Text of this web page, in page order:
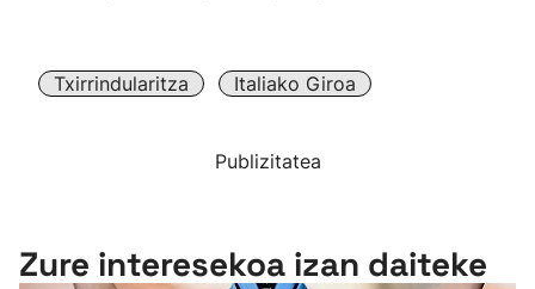
Txirrindularitza Italiako Giroa
Publizitatea
Zure interesekoa izan daiteke